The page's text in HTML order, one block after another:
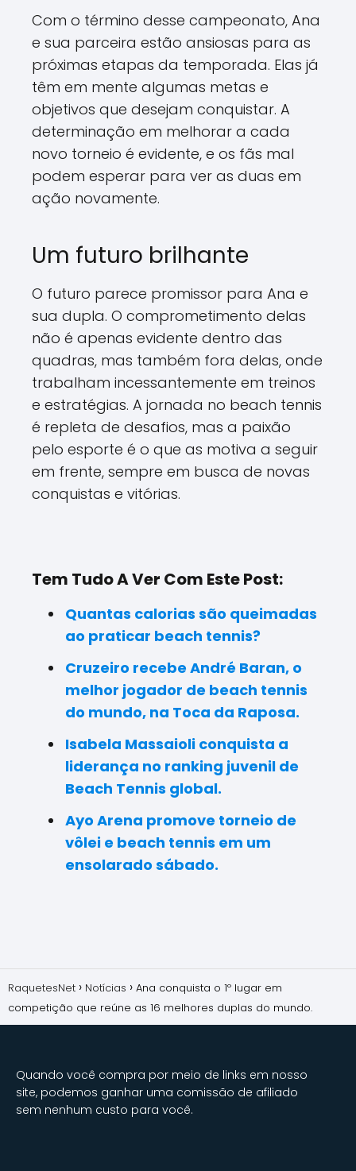
Com o término desse campeonato, Ana
e sua parceira estão ansiosas para as
próximas etapas da temporada. Elas já
têm em mente algumas metas e
objetivos que desejam conquistar. A
determinação em melhorar a cada
novo torneio é evidente, e os fãs mal
podem esperar para ver as duas em
ação novamente.
Um futuro brilhante
O futuro parece promissor para Ana e
sua dupla. O comprometimento delas
não é apenas evidente dentro das
quadras, mas também fora delas, onde
trabalham incessantemente em treinos
e estratégias. A jornada no beach tennis
é repleta de desafios, mas a paixão
pelo esporte é o que as motiva a seguir
em frente, sempre em busca de novas
conquistas e vitórias.
Tem Tudo A Ver Com Este Post:
Quantas calorias são queimadas
ao praticar beach tennis?
Cruzeiro recebe André Baran, o
melhor jogador de beach tennis
do mundo, na Toca da Raposa.
Isabela Massaioli conquista a
liderança no ranking juvenil de
Beach Tennis global.
Ayo Arena promove torneio de
vôlei e beach tennis em um
ensolarado sábado.
RaquetesNet Notícias
Ana conquista o 1º lugar em
competição que reúne as 16 melhores duplas do mundo.
Quando você compra por meio de links em nosso
site, podemos ganhar uma comissão de afiliado
sem nenhum custo para você.